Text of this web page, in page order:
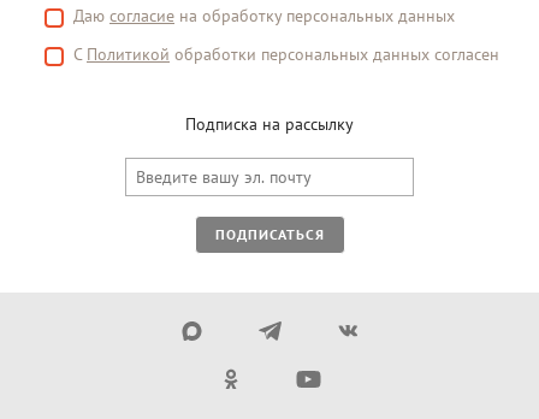
Даю согласие на обработку персональных данных
С Политикой обработки персональных данных согласен
Подписка на рассылку
ПОДПИСАТЬСЯ